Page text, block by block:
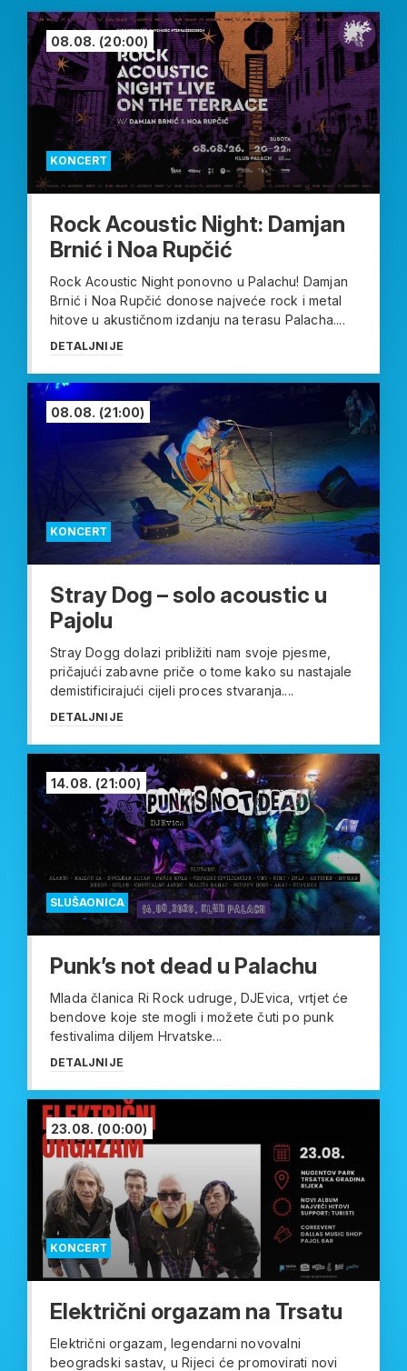
KONCERT
08.08. (20:00)
Rock Acoustic Night: Damjan
Brnić i Noa Rupčić
Rock Acoustic Night ponovno u Palachu! Damjan
Brnić i Noa Rupčić donose najveće rock i metal
hitove u akustičnom izdanju na terasu Palacha....
DETALJNIJE
KONCERT
08.08. (21:00)
Stray Dog – solo acoustic u
Pajolu
Stray Dogg dolazi približiti nam svoje pjesme,
pričajući zabavne priče o tome kako su nastajale
demistificirajući cijeli proces stvaranja....
DETALJNIJE
SLUŠAONICA
14.08. (21:00)
Punk’s not dead u Palachu
Mlada članica Ri Rock udruge, DJEvica, vrtjet će
bendove koje ste mogli i možete čuti po punk
festivalima diljem Hrvatske...
DETALJNIJE
KONCERT
23.08. (00:00)
Električni orgazam na Trsatu
Električni orgazam, legendarni novovalni
beogradski sastav, u Rijeci će promovirati novi